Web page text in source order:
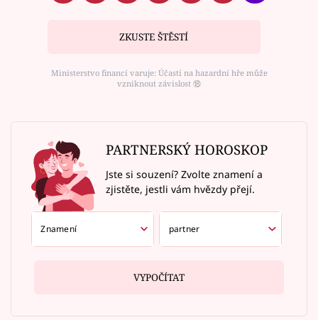
ZKUSTE ŠTĚSTÍ
Ministerstvo financí varuje: Účastí na hazardní hře může
vzniknout závislost ⑱
PARTNERSKÝ HOROSKOP
Jste si souzení? Zvolte znamení a
zjistěte, jestli vám hvězdy přejí.
VYPOČÍTAT